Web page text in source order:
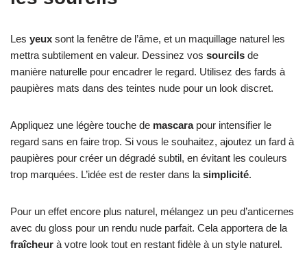
Les yeux sont la fenêtre de l’âme, et un maquillage naturel les
mettra subtilement en valeur. Dessinez vos sourcils de
manière naturelle pour encadrer le regard. Utilisez des fards à
paupières mats dans des teintes nude pour un look discret.
Appliquez une légère touche de mascarapour intensifier le
regard sans en faire trop. Si vous le souhaitez, ajoutez un fard à
paupières pour créer un dégradé subtil, en évitant les couleurs
trop marquées. L’idée est de rester dans la simplicité.
Pour un effet encore plus naturel, mélangez un peu d’anticernes
avec du gloss pour un rendu nude parfait. Cela apportera de la
fraîcheur à votre look tout en restant fidèle à un style naturel.